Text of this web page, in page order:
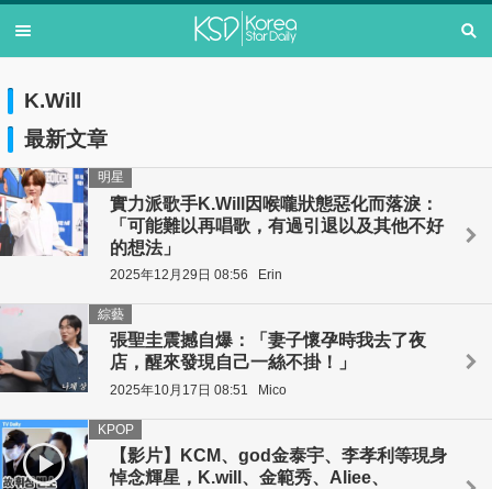
K.Will
最新文章
實力派歌手K.Will因喉嚨狀態惡化而落淚：
「可能難以再唱歌，有過引退以及其他不好
的想法」
明星
2025年12月29日 08:56 Erin
張聖圭震撼自爆：「妻子懷孕時我去了夜
店，醒來發現自己一絲不掛！」
綜藝
2025年10月17日 08:51 Mico
【影片】KCM、god金泰宇、李孝利等現身
悼念輝星，K.will、金範秀、Aliee、
KPOP